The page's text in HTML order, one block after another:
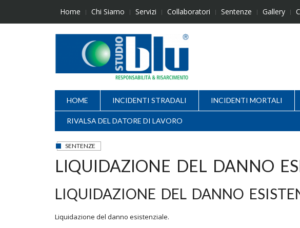
content
Home Chi Siamo Servizi Collaboratori Sentenze Gallery
HOME INCIDENTI STRADALI INCIDENTI MORTALI
RIVALSA DEL DATORE DI LAVORO
SENTENZE
LIQUIDAZIONE DEL DANNO
LIQUIDAZIONE DEL DANNO
Liquidazione del danno esistenziale.